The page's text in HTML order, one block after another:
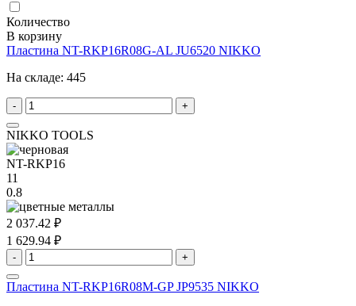
Количество
В корзину
Пластина NT-RKP16R08G-AL JU6520 NIKKO
На складе: 445
- +
NIKKO TOOLS
NT-RKP16
11
0.8
2 037.42 ₽
1 629.94 ₽
- +
Пластина NT-RKP16R08M-GP JP9535 NIKKO